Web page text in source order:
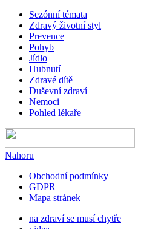
Sezónní témata
Zdravý životní styl
Prevence
Pohyb
Jídlo
Hubnutí
Zdravé dítě
Duševní zdraví
Nemoci
Pohled lékaře
Nahoru
Obchodní podmínky
GDPR
Mapa stránek
na zdraví se musí chytře